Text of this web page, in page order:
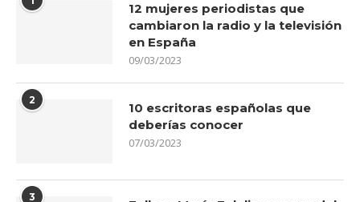
12 mujeres periodistas que
cambiaron la radio y la televisión
en España
09/03/2023
2
10 escritoras españolas que
deberías conocer
07/03/2023
3